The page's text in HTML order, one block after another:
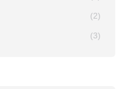
(2)
(3)